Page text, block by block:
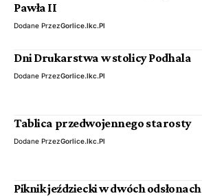
Pawła II
Dodane PrzezGorlice.ikc.pl
Dni Drukarstwa w stolicy Podhala
Dodane PrzezGorlice.ikc.pl
Tablica przedwojennego starosty
Dodane PrzezGorlice.ikc.pl
Piknik jeździecki w dwóch odsłonach